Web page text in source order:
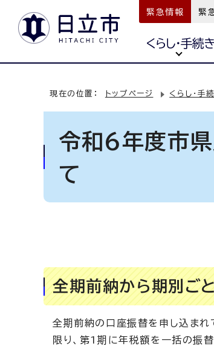
緊急情報 緊
くらし・手続き
現在の位置： トップページ くらし・手
令和6年度市県
て
全期前納から期別ご
全期前納の口座振替を申し込ま
限り、第1期に年税額を一括の振